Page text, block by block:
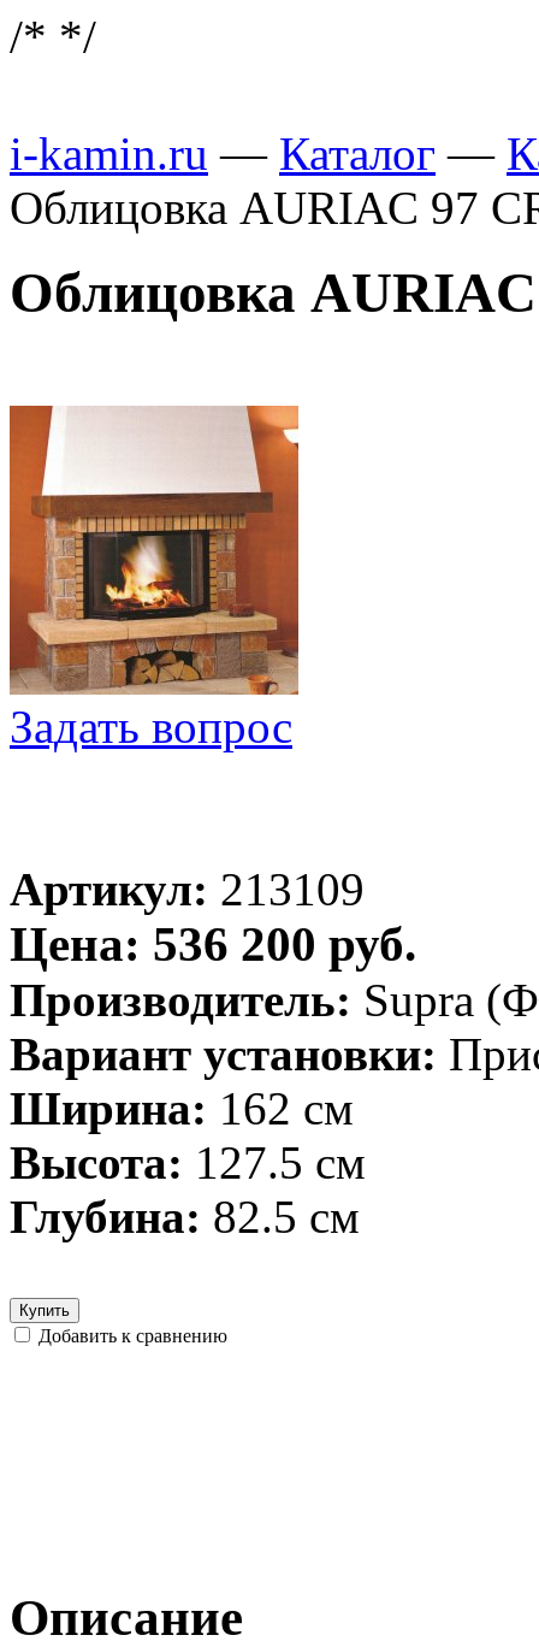
/* */
i-kamin.ru — Каталог —
Облицовка AURIAC 97
Облицовка
Задать вопрос
Артикул: 213109
Цена: 536 200 руб.
Производитель: Supra
Вариант установки:
Ширина: 162 см
Высота: 127.5 см
Глубина: 82.5 см
Купить
Добавить к сравнению
Описание